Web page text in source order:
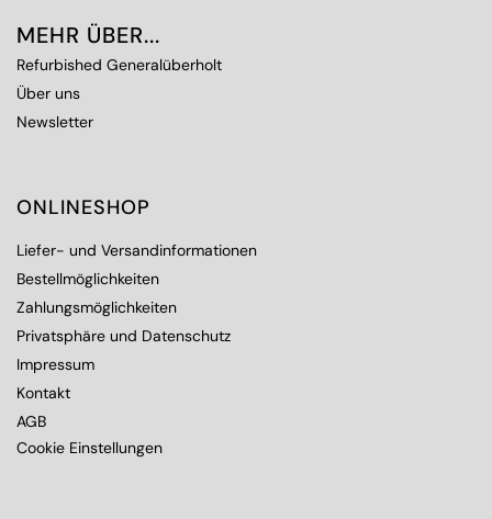
MEHR ÜBER...
Refurbished Generalüberholt
Über uns
Newsletter
ONLINESHOP
Liefer- und Versandinformationen
Bestellmöglichkeiten
Zahlungsmöglichkeiten
Privatsphäre und Datenschutz
Impressum
Kontakt
AGB
Cookie Einstellungen